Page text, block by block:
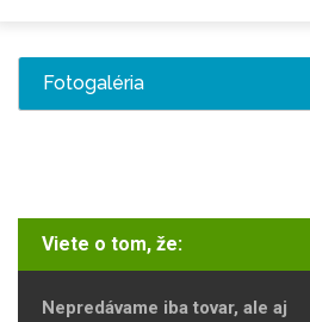
Fotogaléria
Viete o tom, že:
Nepredávame iba tovar, ale aj